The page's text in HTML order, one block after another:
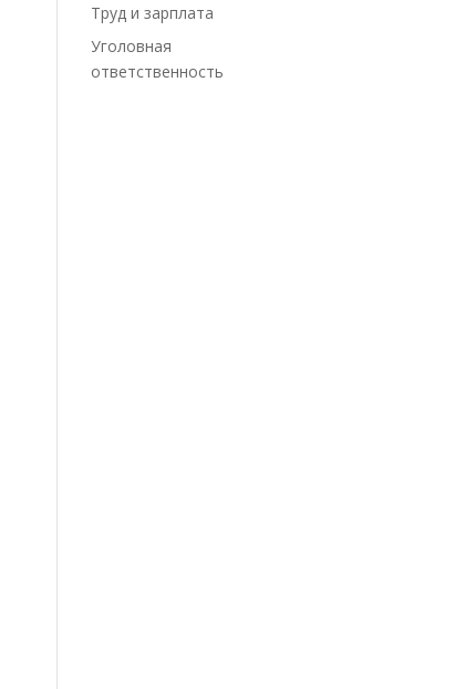
Труд и зарплата
Уголовная
ответственность